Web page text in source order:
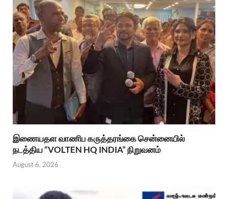
இணையதள வாணிப கருத்தரங்கை சென்னையில்
நடத்திய “VOLTEN HQ INDIA” நிறுவனம்
August 6, 2026